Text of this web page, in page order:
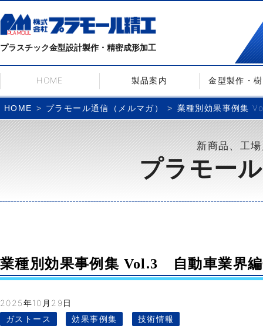
プラスチック金型設計製作・精密成形加工
HOME 製品案内 金型製作・
HOME プラモール通信（メルマガ） 業種別効果事例集
新商品、工
プラモー
業種別効果事例集 Vol.3 自動車業界
2025年10月29日
ガストース
効果事例集 技術情報